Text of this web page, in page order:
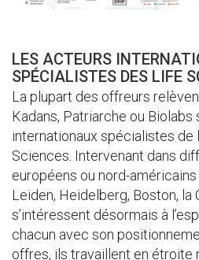
LES ACTEURS
SPÉCIALISTES DES LIFE
La plupart des offreurs
Kadans, Patriarche ou
internationaux spécialistes de
Sciences. Intervenant dans
européens ou nord-
Leiden, Heidelberg, Boston, la
s’intéressent désormais à
chacun avec son
offres, ils travaillent en étroite